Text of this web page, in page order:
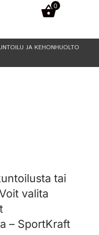
0
JA KEHONHUOLTO
tai
valita
– SportKraft